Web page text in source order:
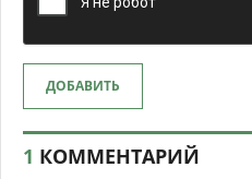
ДОБАВИТЬ
1 КОММЕНТАРИЙ